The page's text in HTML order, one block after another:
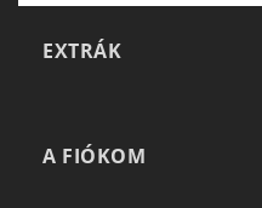
EXTRÁK
A FIÓKOM